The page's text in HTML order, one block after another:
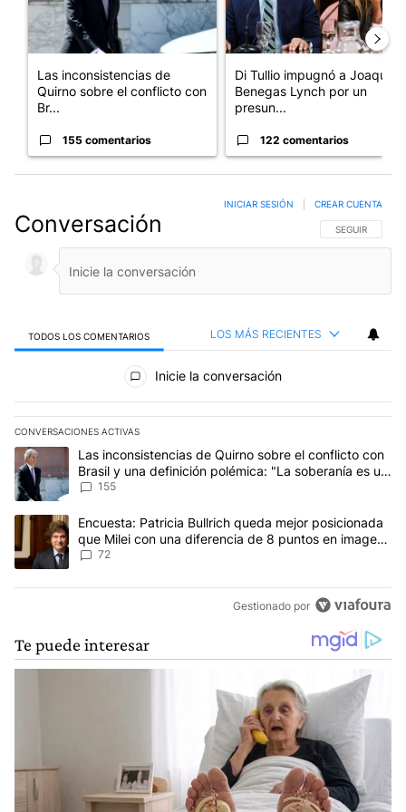
Las inconsistencias de
Quirno sobre el conflicto con
Br...
155 comentarios
Di Tullio impugnó a Joaquín
Benegas Lynch por un
presun...
122 comentarios
Conversación SIGA ESTA
SEGUIR
INICIAR SESIÓN CREAR CUENTA
TODOS LOS COMENTARIOS LOS MÁS RECIENTES
Todos los comentarios
Inicie la conversación
CONVERSACIONES ACTIVAS
Este listado muestra los artículos con más comentarios en los
Un artículo de tendencia con el título "Las inconsistencias de
Las inconsistencias de Quirno sobre el conflicto con
Brasil y una definición polémica: "La soberanía es un
concepto antiguo"
155
Un artículo de tendencia con el título "Encuesta: Patricia
Encuesta: Patricia Bullrich queda mejor posicionada
que Milei con una diferencia de 8 puntos en imagen
negativa
72
Gestionado por